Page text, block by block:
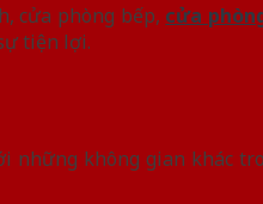
cửa phòng bếp, cửa
tiện lợi.
những không gian khác